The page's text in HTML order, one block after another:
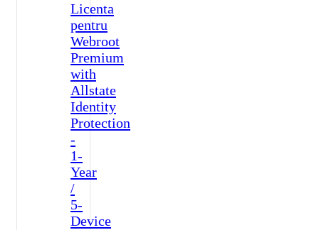
Licenta
pentru
Webroot
Premium
with
Allstate
Identity
Protection
-
1-
Year
/
5-
Device